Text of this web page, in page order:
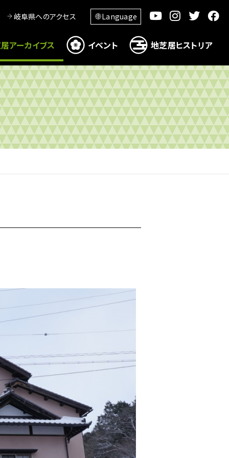
岐阜県へのアクセス Language
アーカイブス イベント 地芝居ヒストリア